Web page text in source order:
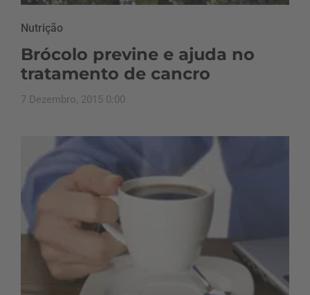
Nutrição
Brócolo previne e ajuda no
tratamento de cancro
7 Dezembro, 2015 0:00